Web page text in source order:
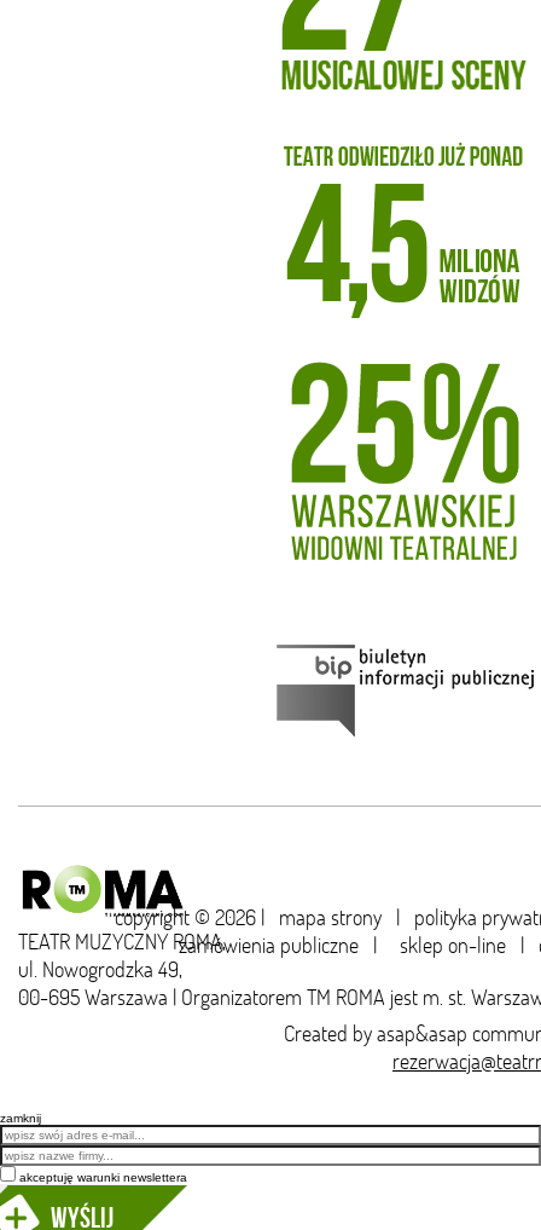
copyright © 2026 | mapa strony | polityka
zamówienia publiczne | sklep on-line |
TEATR MUZYCZNY ROMA,
ul. Nowogrodzka 49,
00-695 Warszawa | Organizatorem TM ROMA jest m. st.
Created byasap&asap
zamknij
Email
akceptuję warunki newslettera
Wyślij